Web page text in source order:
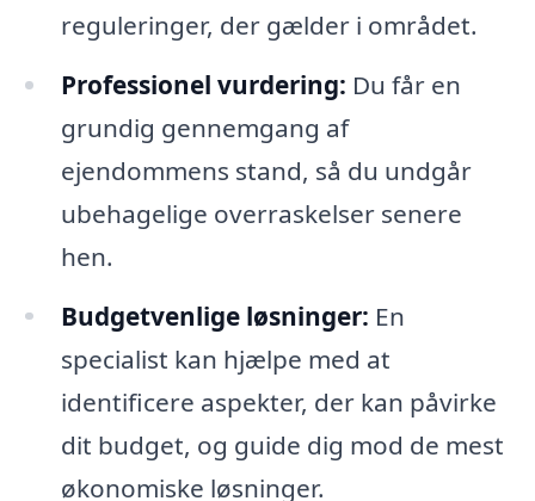
reguleringer, der gælder i området.
Professionel vurdering: Du får en
grundig gennemgang af
ejendommens stand, så du undgår
ubehagelige overraskelser senere
hen.
Budgetvenlige løsninger: En
specialist kan hjælpe med at
identificere aspekter, der kan påvirke
dit budget, og guide dig mod de mest
økonomiske løsninger.